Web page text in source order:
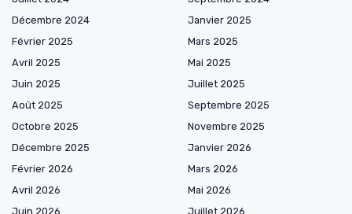
Décembre 2024
Janvier 2025
Février 2025
Mars 2025
Avril 2025
Mai 2025
Juin 2025
Juillet 2025
Août 2025
Septembre 2025
Octobre 2025
Novembre 2025
Décembre 2025
Janvier 2026
Février 2026
Mars 2026
Avril 2026
Mai 2026
Juin 2026
Juillet 2026